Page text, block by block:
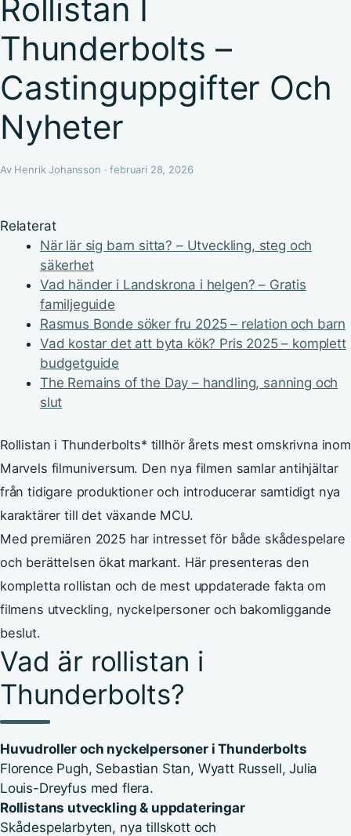
Rollistan I
Thunderbolts –
Castinguppgifter Och
Nyheter
Av Henrik Johansson · februari 28, 2026
Relaterat
När lär sig barn sitta? – Utveckling, steg och
säkerhet
Vad händer i Landskrona i helgen? – Gratis
familjeguide
Rasmus Bonde söker fru 2025 – relation och barn
Vad kostar det att byta kök? Pris 2025 – komplett
budgetguide
The Remains of the Day – handling, sanning och
slut
Rollistan i Thunderbolts* tillhör årets mest omskrivna inom
Marvels filmuniversum. Den nya filmen samlar antihjältar
från tidigare produktioner och introducerar samtidigt nya
karaktärer till det växande MCU.
Med premiären 2025 har intresset för både skådespelare
och berättelsen ökat markant. Här presenteras den
kompletta rollistan och de mest uppdaterade fakta om
filmens utveckling, nyckelpersoner och bakomliggande
beslut.
Vad är rollistan i
Thunderbolts?
Huvudroller och nyckelpersoner i Thunderbolts
Florence Pugh, Sebastian Stan, Wyatt Russell, Julia
Louis-Dreyfus med flera.
Rollistans utveckling & uppdateringar
Skådespelarbyten, nya tillskott och